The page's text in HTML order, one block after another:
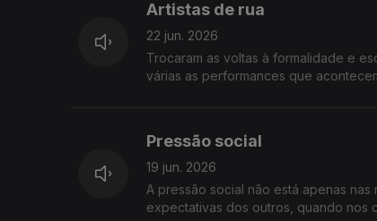
Artistas de rua
22 jun. 2026
Trocaram as voltas à formalidade e
várias as performances que
Pressão social
19 jun. 2026
A pressão social não está apenas
expectativas dos outros, quando nos